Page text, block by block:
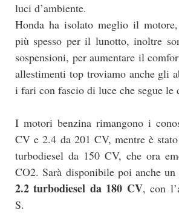
luci d’ambiente.
Honda ha isolato meglio il
più spesso per il lunotto, inoltre
sospensioni, per aumentare il
allestimenti top troviamo anche gli
i fari con fascio di luce che segue le
I motori benzina rimangono i
CV e 2.4 da 201 CV, mentre è
turbodiesel da 150 CV, che ora
CO2. Sarà disponibile poi anche un
2.2 turbodiesel da 180 CV, con
S.